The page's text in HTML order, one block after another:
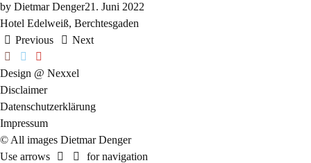
by Dietmar Denger21. Juni 2022
Hotel Edelweiß, Berchtesgaden
Previous
Next
Design @ Nexxel
Disclaimer
Datenschutzerklärung
Impressum
© All images Dietmar Denger
Use arrows
for navigation